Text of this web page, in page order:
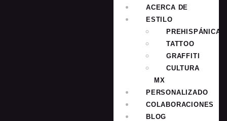
ACERCA DE
ESTILO
PREHISPÁNICA
TATTOO
GRAFFITI
CULTURA
MX
PERSONALIZADO
COLABORACIONES
BLOG